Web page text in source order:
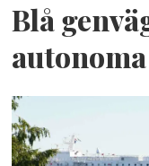
Blå